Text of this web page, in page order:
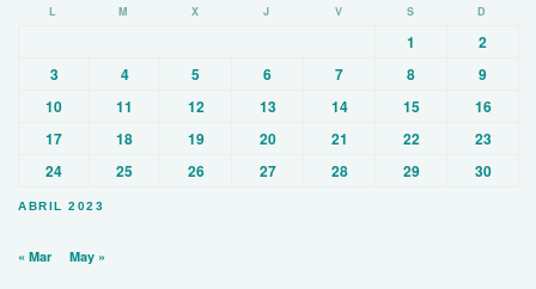
ABRIL 2023
L M X J V S D
1
2
3
4 5 6 7 8
9
10
11 12 13 14 15
16
17
18 19 20 21 22
23
24
25 26 27 28 29 30
« Mar May »